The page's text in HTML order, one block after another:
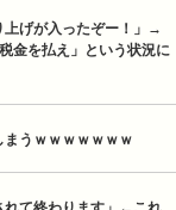
上げが入ったぞー！」→
金を払え」という状況に
まうｗｗｗｗｗｗｗ